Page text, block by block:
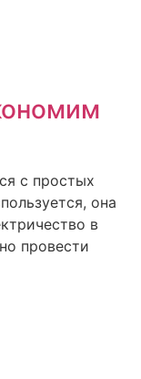
с простых
она
в
провести